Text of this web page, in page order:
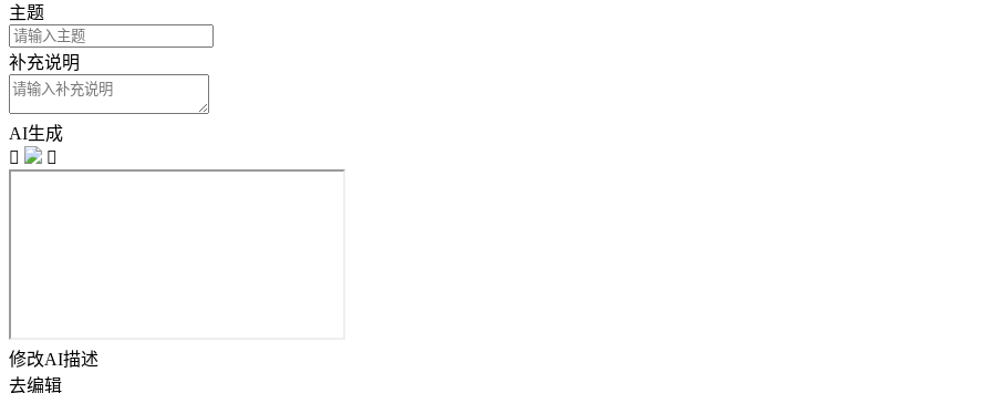
主题
补充说明
AI生成


修改AI描述
去编辑